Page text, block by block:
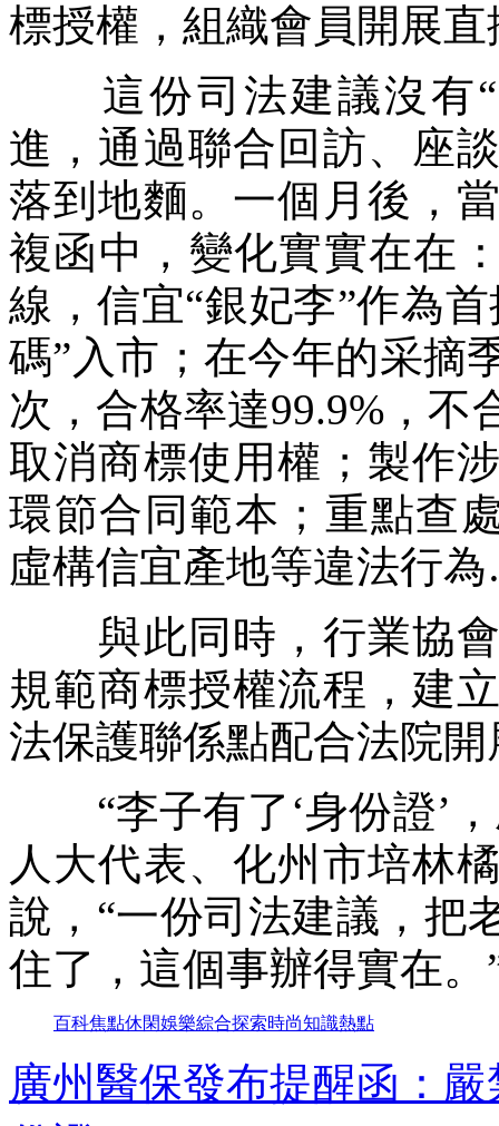
標授權，組織會員開展
這份司法建議沒有“
進，通過聯合回訪、座
落到地麵。一個月後，
複函中，變化實實在在
線，信宜“銀妃李”作為
碼”入市；在今年的采摘
次，合格率達99.9%，不
取消商標使用權；製作
環節合同範本；重點查
虛構信宜產地等違法行
與此同時，行業協會
規範商標授權流程，建
法保護聯係點配合法院
“李子有了‘身份證’，
人大代表、化州市培林
說，“一份司法建議，把
住了，這個事辦得實在。
百科焦點休閑娛樂綜合探索時尚知識熱點
廣州醫保發布提醒函：